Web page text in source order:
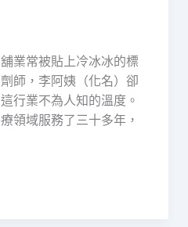
業常被貼上冷冰冰的標
師，李阿姨（化名）卻
行業不為人知的溫度。
領域服務了三十多年，